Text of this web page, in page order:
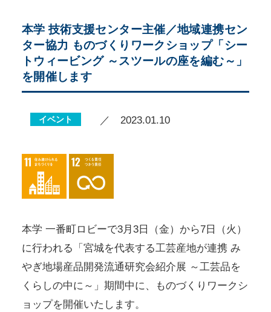
本学 技術支援センター主催／地域連携セン
ター協力 ものづくりワークショップ「シー
トウィービング ～スツールの座を編む～」
を開催します
イベント ／ 2023.01.10
本学 一番町ロビーで3月3日（金）から7日（火）
に行われる「宮城を代表する工芸産地が連携 み
やぎ地場産品開発流通研究会紹介展 ～工芸品を
くらしの中に～」期間中に、ものづくりワークシ
ョップを開催いたします。